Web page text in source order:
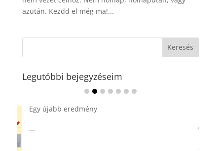
azután. Kezdd el még ma!...
Legutóbbi bejegyzéseim
Ádvent 1. vasárnapja🌟